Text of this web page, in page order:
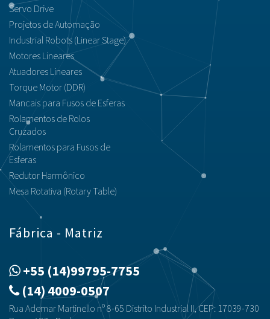
Servo Drive
Projetos de Automação
Industrial Robots (Linear Stage)
Motores Lineares
Atuadores Lineares
Torque Motor (DDR)
Mancais para Fusos de Esferas
Rolamentos de Rolos
Cruzados
Rolamentos para Fusos de
Esferas
Redutor Harmônico
Mesa Rotativa (Rotary Table)
Fábrica - Matriz
+55 (14)99795-7755
(14) 4009-0507
Rua Ademar Martinello nº 8-65 Distrito Industrial II, CEP: 17039-730